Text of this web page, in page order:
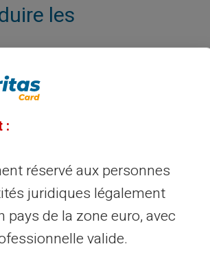
les
ne
justificatif n'est
sont
désiré.
en cas
:
réservé aux personnes
juridiques légalement
de la zone euro, avec
valide.